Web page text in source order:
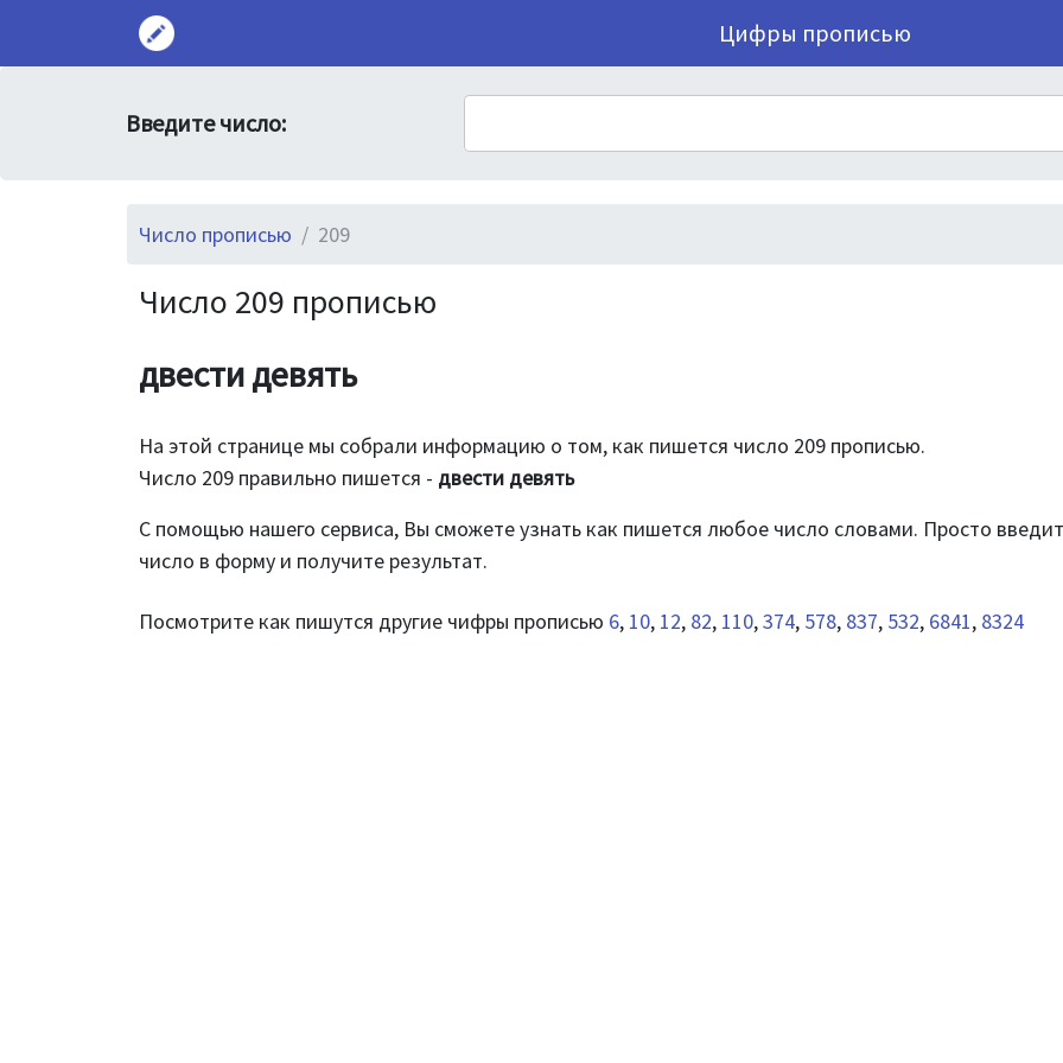
Цифры прописью
Введите число:
Число прописью 209
Число 209 прописью
двести девять
На этой странице мы собрали информацию о том, как пишется число 209 прописью.
Число 209 правильно пишется - двести девять
С помощью нашего сервиса, Вы сможете узнать как пишется любое число словами. Просто
число в форму и получите результат.
Посмотрите как пишутся другие чифры прописью 6, 10, 12, 82, 110,374, 578, 837, 532, 6841, 8324